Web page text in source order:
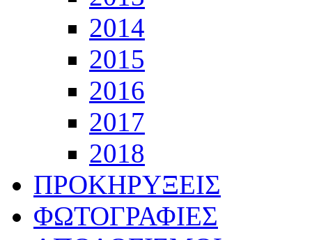
2014
2015
2016
2017
2018
ΠΡΟΚΗΡΥΞΕΙΣ
ΦΩΤΟΓΡΑΦΙΕΣ